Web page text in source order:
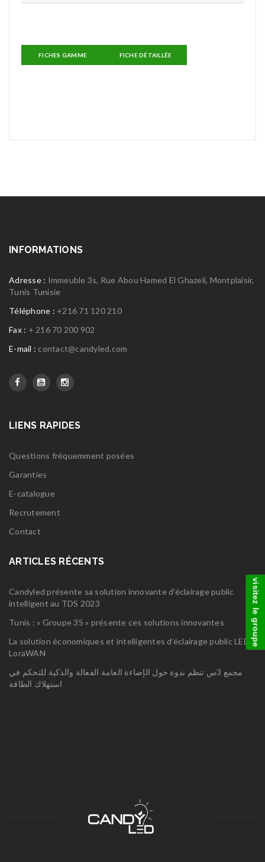
FICHES GAMME FICHE DÉTAILLÉE
INFORMATIONS
Adresse : Immeuble 3s, Rue Abou Hamed El Ghazeli, Montplaisir,
Tunis Tunisie
Téléphone : +216 71 120 210
Fax : + 216 70 200 902
E-mail : contact@candyled.com
LIENS RAPIDES
Questions fréquemment posées
Garanties
E-catalogue
Recrutement
Contact
ARTICLES RÉCENTS
Candyled présente sa solution innovante d’éclairage public
intelligent au TDS 2023
Tunis : « Groupe 3S » présente ces solutions innovantes
La solution économiques et intelligentes d’éclairage public LED
LoraWAN
مجمع 3س تنظم ندوة حول الإضاءة العامة الفعالة والذكية للتحكم في
استهلاك الطاقة
visitez le groupe